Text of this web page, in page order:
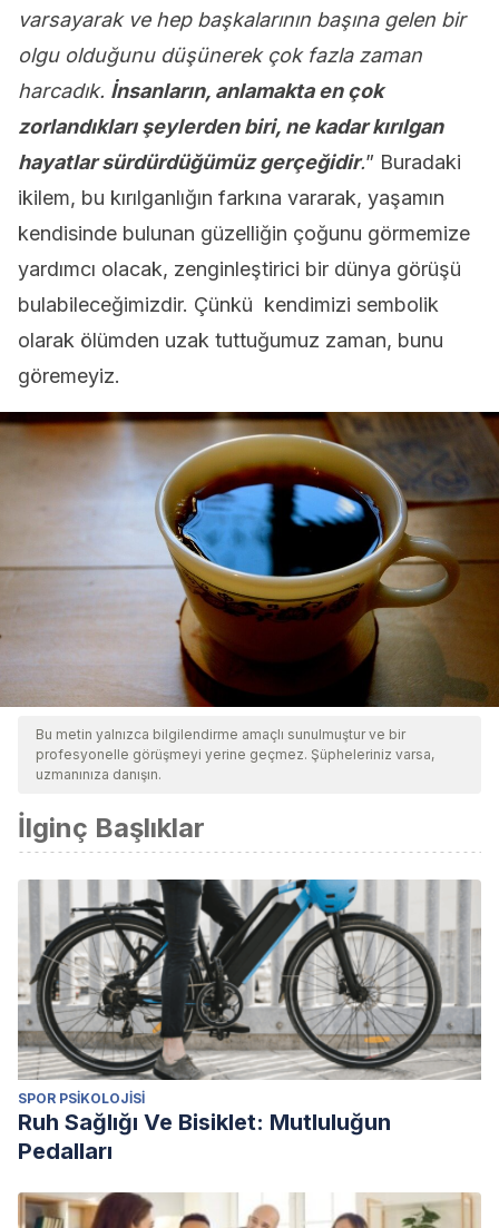
varsayarak ve hep başkalarının başına gelen bir
olgu olduğunu düşünerek çok fazla zaman
harcadık. İnsanların, anlamakta en çok
zorlandıkları şeylerden biri, ne kadar kırılgan
hayatlar sürdürdüğümüz gerçeğidir.” Buradaki
ikilem, bu kırılganlığın farkına vararak, yaşamın
kendisinde bulunan güzelliğin çoğunu görmemize
yardımcı olacak, zenginleştirici bir dünya görüşü
bulabileceğimizdir. Çünkü kendimizi sembolik
olarak ölümden uzak tuttuğumuz zaman, bunu
göremeyiz.
Bu metin yalnızca bilgilendirme amaçlı sunulmuştur ve bir
profesyonelle görüşmeyi yerine geçmez. Şüpheleriniz varsa,
uzmanınıza danışın.
İlginç Başlıklar
SPOR PSIKOLOJISI
Ruh Sağlığı Ve Bisiklet: Mutluluğun
Pedalları